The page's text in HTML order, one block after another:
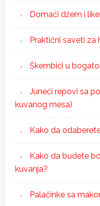
Domaći džem i
Praktični saveti za
Škembići u
Juneći repovi sa
kuvanog mesa)
Kako da
Kako da budete
kuvanja?
Palačinke sa